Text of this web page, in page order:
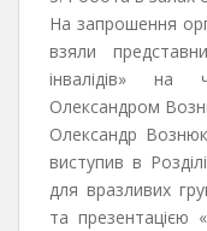
На запрошення
взяли
інвалідів» на
Олександром
Олександр
виступив в
для вразливих
та презентацією